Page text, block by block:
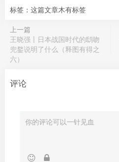
标签：这篇文章木有标签
上一篇
王晓强丨日本战国时代的鸱吻
兜鍪说明了什么（释图有得之
六）
评论